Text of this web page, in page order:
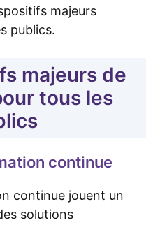
majeurs
publics.
majeurs de
tous les
continue
continue jouent un
solutions